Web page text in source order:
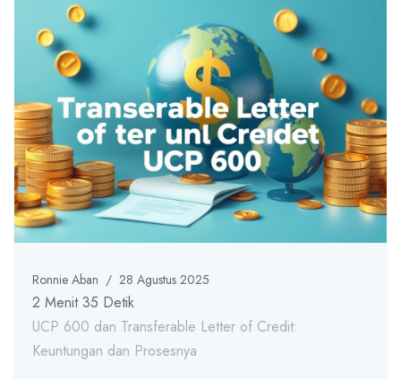
Ronnie Aban / 28 Agustus 2025
2 Menit 35 Detik
UCP 600 dan Transferable Letter of Credit:
Keuntungan dan Prosesnya